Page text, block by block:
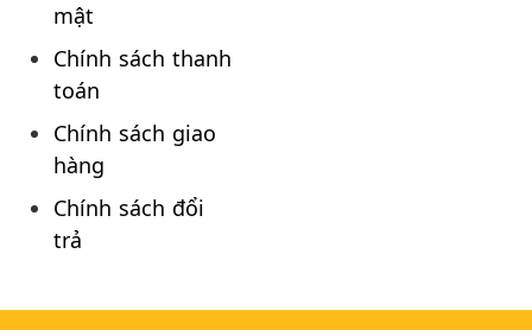
mật
Chính sách thanh
toán
Chính sách giao
hàng
Chính sách đổi
trả